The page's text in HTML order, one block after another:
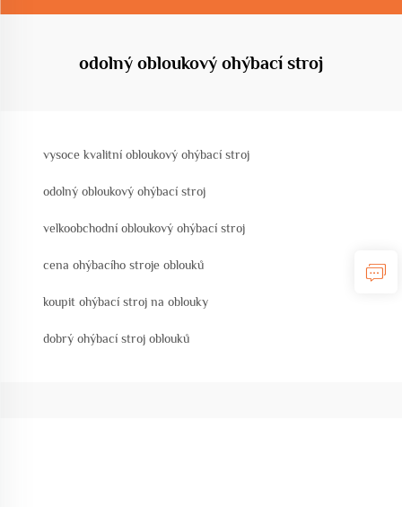
odolný obloukový ohýbací stroj
vysoce kvalitní obloukový ohýbací stroj
odolný obloukový ohýbací stroj
velkoobchodní obloukový ohýbací stroj
cena ohýbacího stroje oblouků
koupit ohýbací stroj na oblouky
dobrý ohýbací stroj oblouků